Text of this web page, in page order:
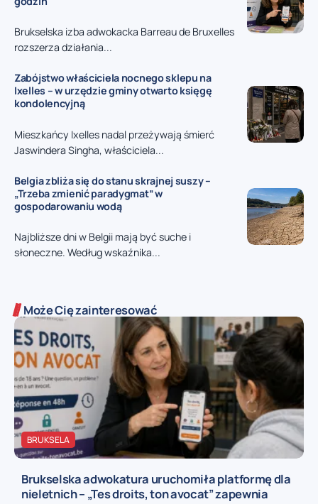
Brukselska izba adwokacka Barreau de Bruxelles
rozszerza działania...
Zabójstwo właściciela nocnego sklepu na
Ixelles – w urzędzie gminy otwarto księgę
kondolencyjną
Mieszkańcy Ixelles nadal przeżywają śmierć
Jaswindera Singha, właściciela...
Belgia zbliża się do stanu skrajnej suszy –
„Trzeba zmienić paradygmat” w
gospodarowaniu wodą
Najbliższe dni w Belgii mają być suche i
słoneczne. Według wskaźnika...
Może Cię zainteresować
BRUKSELA
Brukselska adwokatura uruchomiła platformę dla
nieletnich – „Tes droits, ton avocat” zapewnia